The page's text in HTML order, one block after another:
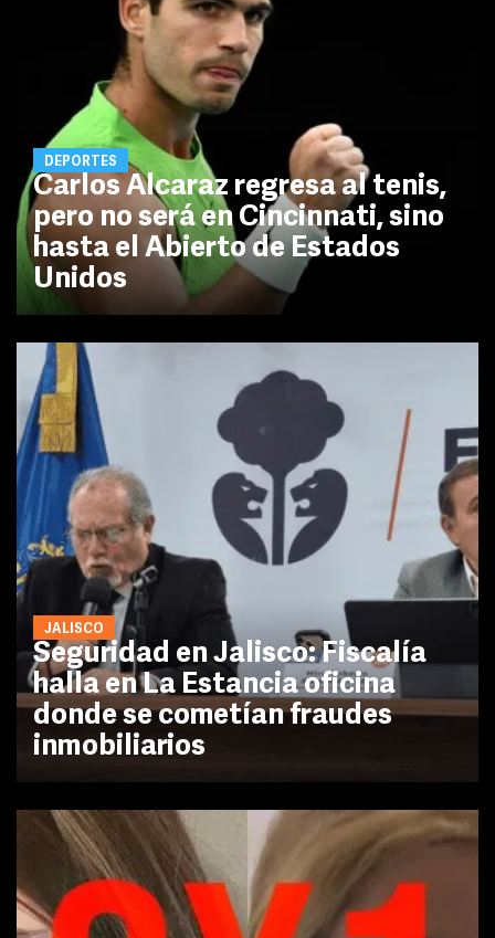
DEPORTES
Carlos Alcaraz regresa al tenis,
pero no será en Cincinnati, sino
hasta el Abierto de Estados
Unidos
JALISCO
Seguridad en Jalisco: Fiscalía
halla en La Estancia oficina
donde se cometían fraudes
inmobiliarios